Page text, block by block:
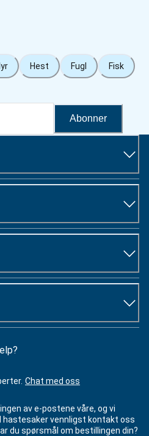
Hest Fugl Fisk
Abonner
Chat med oss
av e-postene våre, og vi
hastesaker vennligst kontakt oss
du spørsmål om bestillingen din?